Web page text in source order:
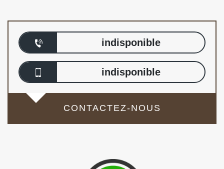
indisponible
indisponible
CONTACTEZ-NOUS